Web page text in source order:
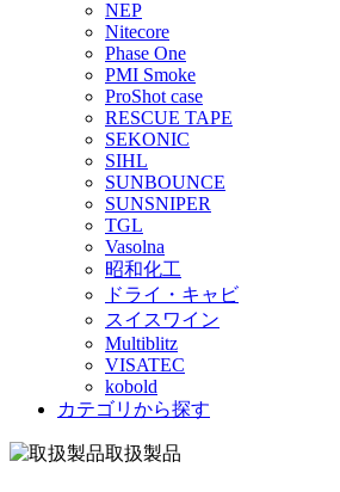
NEP
Nitecore
Phase One
PMI Smoke
ProShot case
RESCUE TAPE
SEKONIC
SIHL
SUNBOUNCE
SUNSNIPER
TGL
Vasolna
昭和化工
ドライ・キャビ
スイスワイン
Multiblitz
VISATEC
kobold
カテゴリから探す
取扱製品